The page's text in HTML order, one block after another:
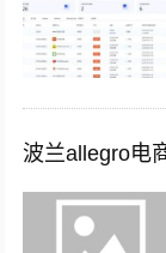
波兰allegro电